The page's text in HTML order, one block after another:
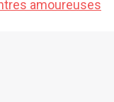
amoureuses